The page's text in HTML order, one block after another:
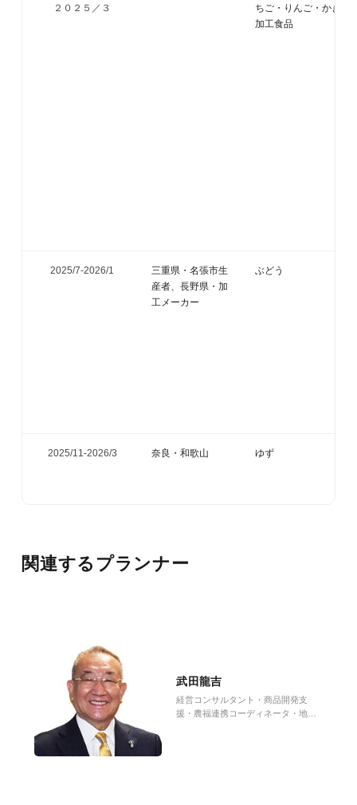
２０２５／３
ちご・りんご・かき・
加工食品
2025/7-2026/1
三重県・名張市生
産者、長野県・加
工メーカー
ぶどう
2025/11-2026/3 奈良・和歌山 ゆず
関連するプランナー
武田龍吉
経営コンサルタント・商品開発支
援・農福連携コーディネータ・地域